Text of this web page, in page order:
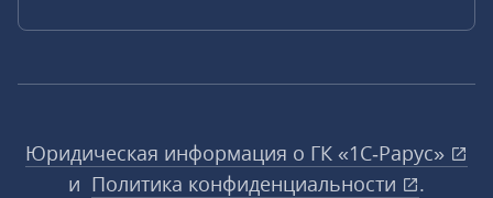
Юридическая информация о ГК «1С‑Рарус»
и Политика конфиденциальности
.